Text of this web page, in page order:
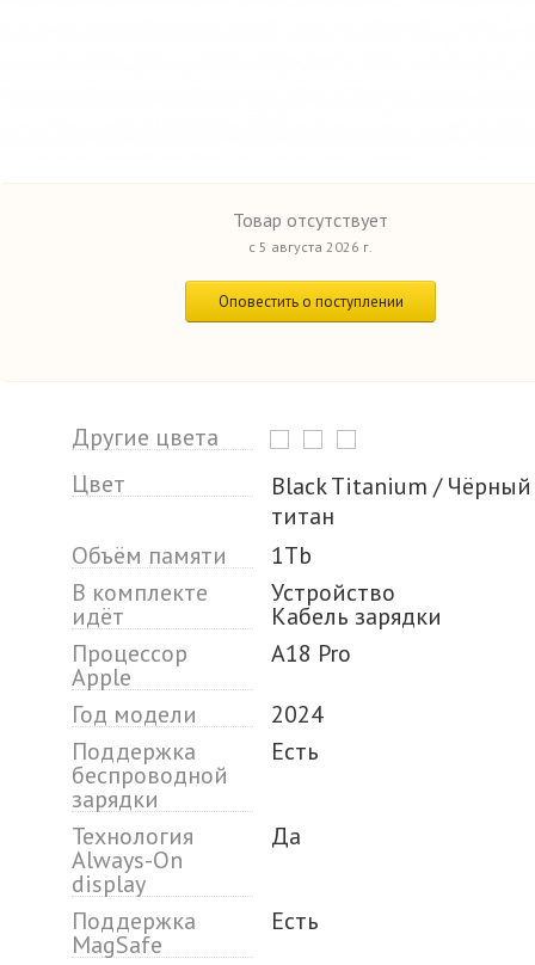
Товар отсутствует
с 5 августа 2026 г.
Оповестить о поступлении
Другие цвета
Цвет
Black Titanium / Чёрный
титан
Объём памяти
1Tb
В комплекте
идёт
Устройство
Кабель зарядки
Процессор
Apple
A18 Pro
Год модели
2024
Поддержка
беспроводной
зарядки
Есть
Технология
Always-On
display
Да
Поддержка
MagSafe
Есть